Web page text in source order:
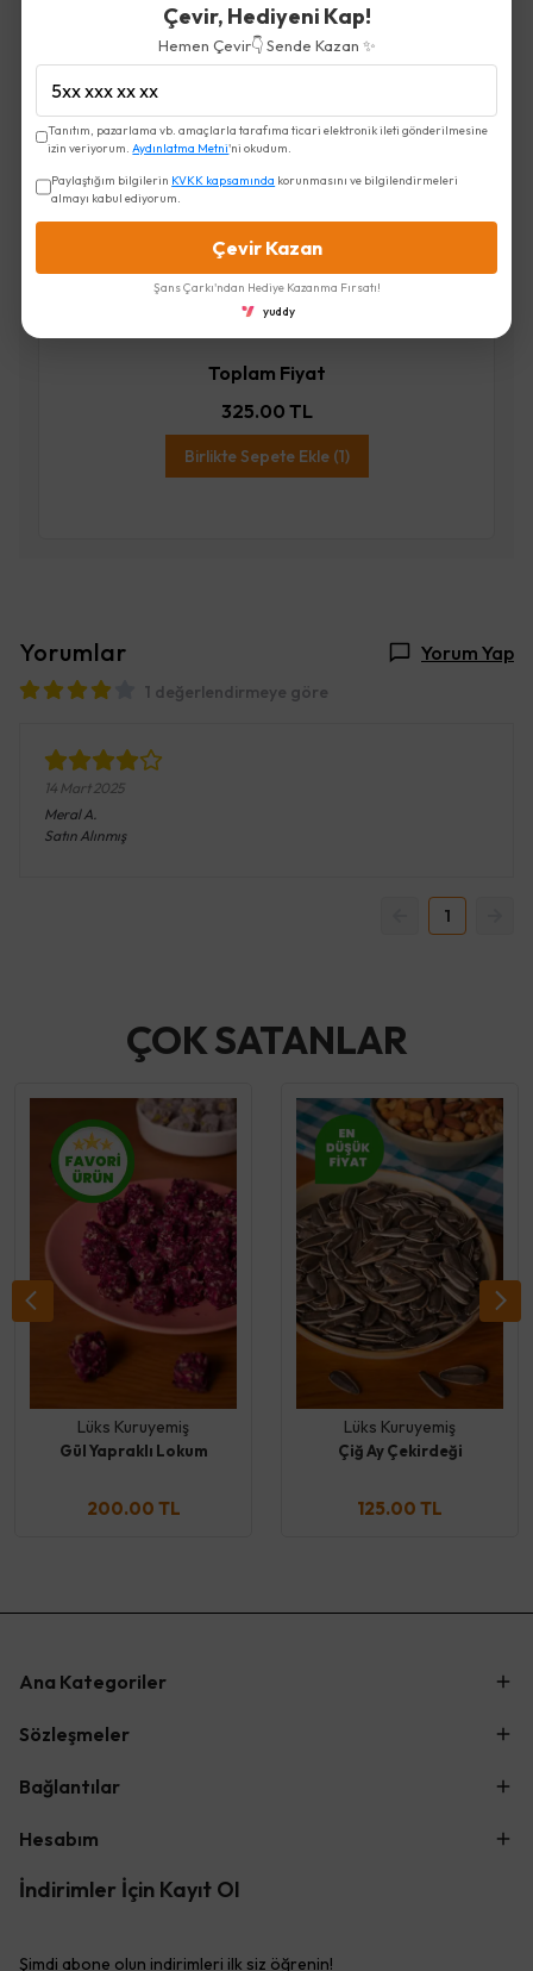
Fındıklı Pestil Sarma
İncelediğiniz ürün ile birlikte bu ürünler de
Toplam Fiyat
325.00 TL
Birlikte Sepete Ekle (1)
Yorumlar Yorum Yap
1 değerlendirmeye göre
14 Mart 2025
MeralA.
Satın Alınmış
1
ÇOK SATANLAR
Lüks Kuruyemiş
Gül Yapraklı Lokum
200.00 TL
Lüks Kuruyemiş
Çiğ Ay Çekirdeği
125.00 TL
Ana Kategoriler
Sözleşmeler
Bağlantılar
Hesabım
İndirimler İçin Kayıt Ol
Şimdi abone olun indirimleri ilk siz öğrenin!
Çevir, Hediyeni Kap!
Hemen Çevir👇 Sende Kazan ✨
Tanıtım, pazarlama vb. amaçlarla tarafıma ticari elektronik ileti gönderilmesine
izin veriyorum.Aydınlatma Metni'ni okudum.
Paylaştığım bilgilerin KVKK kapsamında korunmasını ve bilgilendirmeleri
almayı kabul ediyorum.
Çevir Kazan
Şans Çarkı'ndan Hediye Kazanma Fırsatı!
yuddy